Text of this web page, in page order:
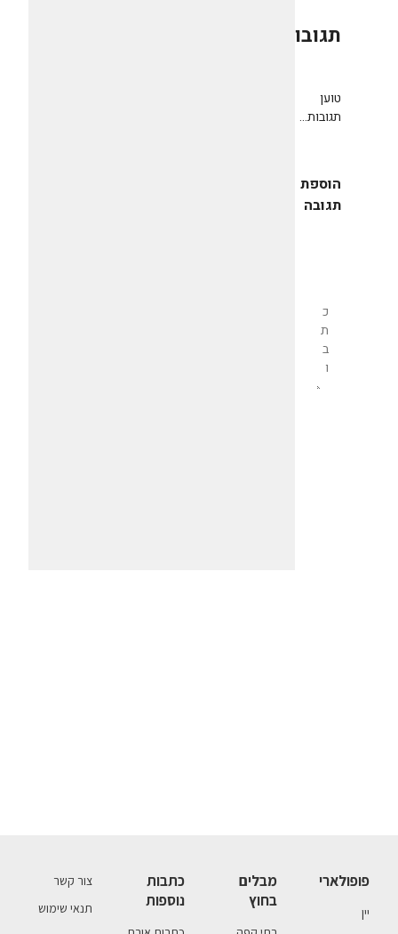
תגובות
טוען
תגובות...
הוספת
תגובה
פופולארי
יין
מבלים
בחוץ
כתבות
נוספות
צור קשר
תנאי שימוש